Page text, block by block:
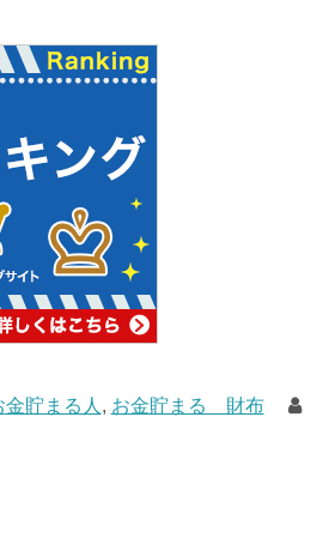
金貯まる人 , お金貯まる 財布